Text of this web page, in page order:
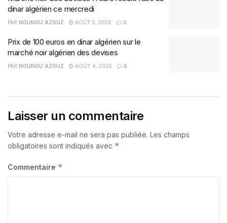
dinar algérien ce mercredi
PAR NOUNOU AZOUZ AOÛT 5, 2026 0
Prix de 100 euros en dinar algérien sur le
marché noir algérien des devises
PAR NOUNOU AZOUZ AOÛT 4, 2026 0
Laisser un commentaire
Votre adresse e-mail ne sera pas publiée. Les champs
obligatoires sont indiqués avec *
Commentaire *